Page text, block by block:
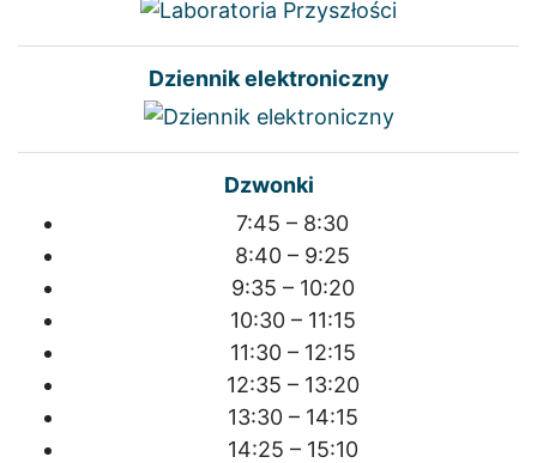
Dziennik elektroniczny
Dzwonki
7:45 – 8:30
8:40 – 9:25
9:35 – 10:20
10:30 – 11:15
11:30 – 12:15
12:35 – 13:20
13:30 – 14:15
14:25 – 15:10